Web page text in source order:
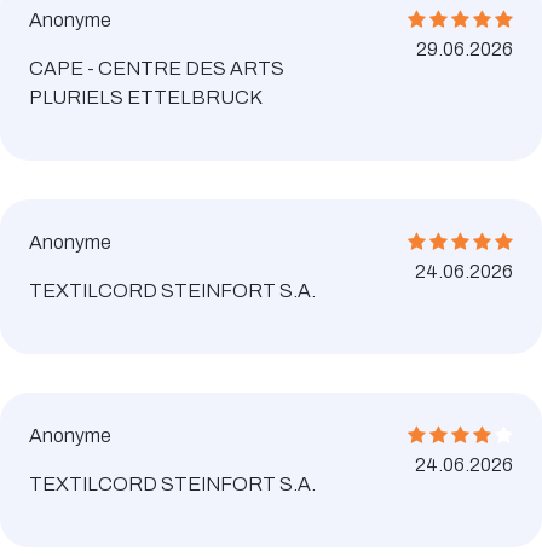
Anonyme
CAPE - CENTRE DES ARTS
PLURIELS ETTELBRUCK
29.06.2026
Anonyme
TEXTILCORD STEINFORT S.A.
24.06.2026
Anonyme
TEXTILCORD STEINFORT S.A.
24.06.2026